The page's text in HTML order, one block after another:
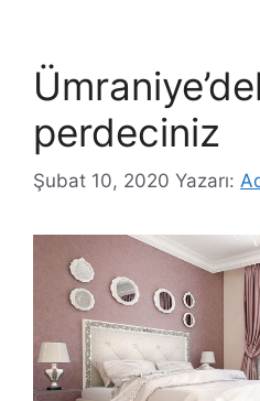
perdeciniz
Şubat 10, 2020 Yazarı: